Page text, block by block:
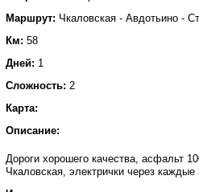
Маршрут: Чкаловская - Авдотьино -
Км: 58
Дней: 1
Сложность: 2
Карта:
Описание:
Дороги хорошего качества, асфальт
Чкаловская, электрички через каждые